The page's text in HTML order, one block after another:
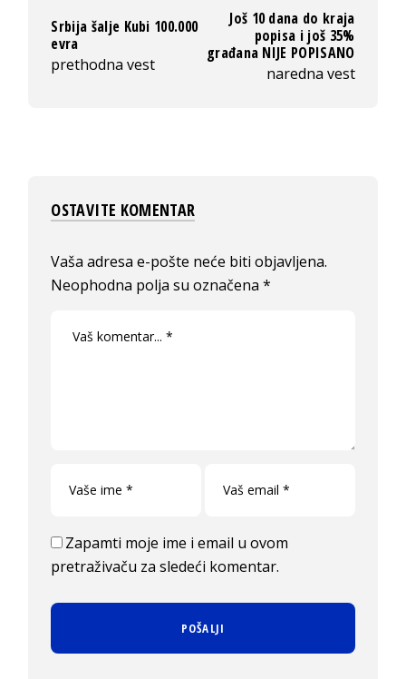
Srbija šalje Kubi 100.000
evra
prethodna vest
Još 10 dana do kraja
popisa i još 35%
građana NIJE POPISANO
naredna vest
OSTAVITE KOMENTAR
Vaša adresa e-pošte neće biti objavljena.
Neophodna polja su označena*
Zapamti moje ime i email u ovom
pretraživaču za sledeći komentar.